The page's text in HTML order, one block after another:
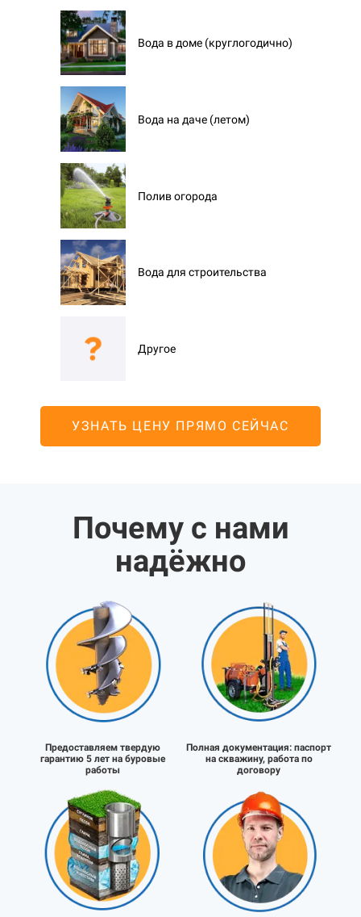
Вода в доме (круглогодично)
Вода на даче (летом)
Полив огорода
Вода для строительства
Другое
УЗНАТЬ ЦЕНУ ПРЯМО СЕЙЧАС
Почему с нами
надёжно
Предоставляем твердую
гарантию 5 лет на буровые
работы
Полная документация: паспорт
на скважину, работа по
договору